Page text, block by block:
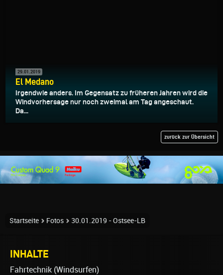
29.01.2019
El Medano
Irgendwie anders. Im Gegensatz zu früheren Jahren wird die
Windvorhersage nur noch zweimal am Tag angeschaut.
Da...
zurück zur Übersicht
Startseite Fotos 30.01.2019 - Ostsee-LB
INHALTE
Fahrtechnik (Windsurfen)